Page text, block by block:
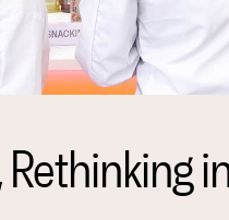
Rethinking